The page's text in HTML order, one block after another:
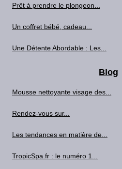
Prêt à prendre le plongeon...
Un coffret bébé, cadeau...
Une Détente Abordable : Les...
Blog
Mousse nettoyante visage des...
Rendez-vous sur...
Les tendances en matière de...
TropicSpa.fr : le numéro 1...